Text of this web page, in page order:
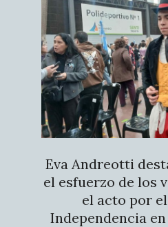
Eva Andreotti
el esfuerzo de los
el acto por
Independencia